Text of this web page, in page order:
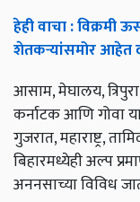
हेही वाचा : विक्रमी
शेतकऱ्यांसमोर आहेत
आसाम,मेघालय,त्रिपुरा
कर्नाटक आणि गोवा
गुजरात,महाराष्ट्र,
बिहारमध्येही अल्प
अननसाच्या विविध